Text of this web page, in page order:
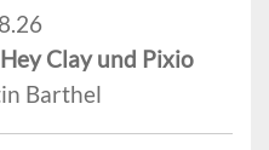
Clay und Pixio
Barthel